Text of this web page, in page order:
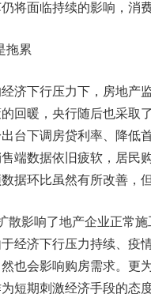
将面临持续的影响，消
累
下行压力下，房地产监
回暖，央行随后也采取
台下调房贷利率、降低
端数据依旧疲软，居民
据环比虽然有所改善，
响了地产企业正常施
经济下行压力持续、疫
也会影响购房需求。更
短期刺激经济手段的态